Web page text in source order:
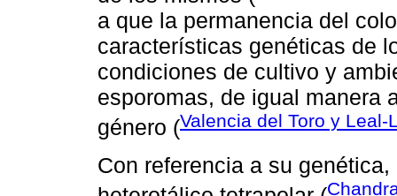
a que la permanencia del
características genéticas de
condiciones de cultivo y
esporomas, de igual manera
género (Valencia del Toro y Leal-
Con referencia a su